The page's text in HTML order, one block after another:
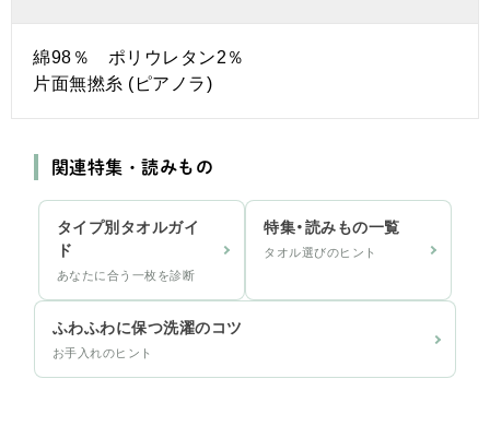
綿98％ ポリウレタン2％
片面無撚糸 (ピアノラ)
関連特集・読みもの
タイプ別タオルガイ
ド
あなたに合う一枚を診断
特集・読みもの一覧
タオル選びのヒント
ふわふわに保つ洗濯のコツ
お手入れのヒント